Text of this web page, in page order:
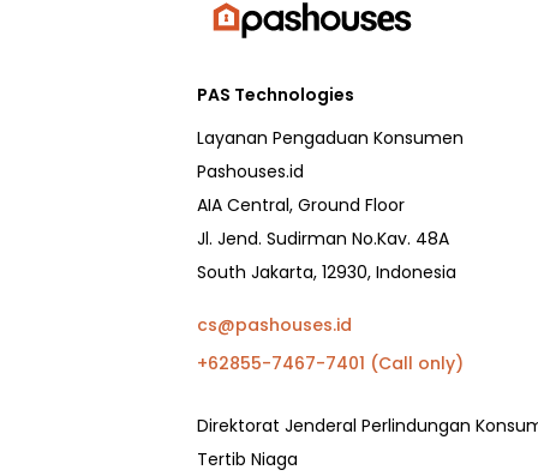
PAS Technologies
Layanan Pengaduan Konsumen
Pashouses.id
AIA Central, Ground Floor
Jl. Jend. Sudirman No.Kav. 48A
South Jakarta, 12930, Indonesia
cs@pashouses.id
+62855-7467-7401 (Call only)
Direktorat Jenderal Perlindungan
Tertib Niaga